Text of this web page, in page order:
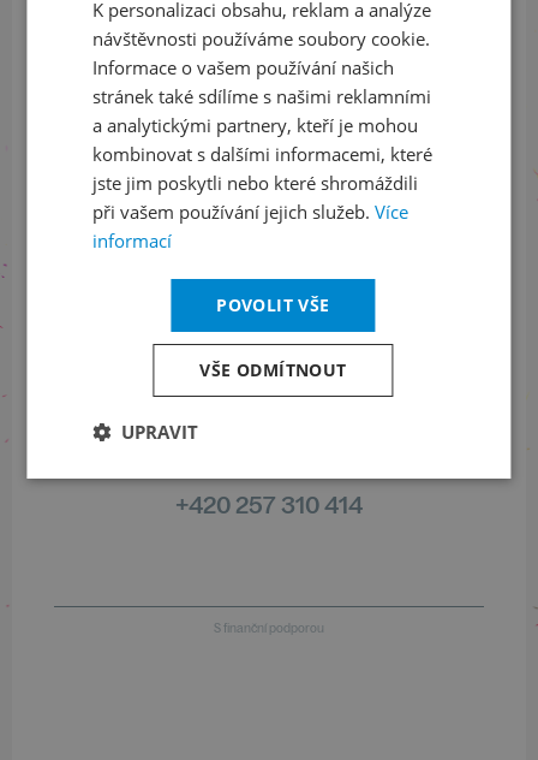
ODEBÍRAT NEWSLETTER
Sledujte nás na sociálních sítích
LinkedIn
flickr
Informace o stavu objednávek
+420 461 049 232
+420 257 310 414
S finanční podporou
ENGLISH
K personalizaci obsahu, reklam a analýze
návštěvnosti používáme soubory cookie.
Informace o vašem používání našich
stránek také sdílíme s našimi reklamními
a analytickými partnery, kteří je mohou
kombinovat s dalšími informacemi, které
jste jim poskytli nebo které shromáždili
při vašem používání jejich služeb. Více
informací
POVOLIT VŠE
VŠE ODMÍTNOUT
UPRAVIT